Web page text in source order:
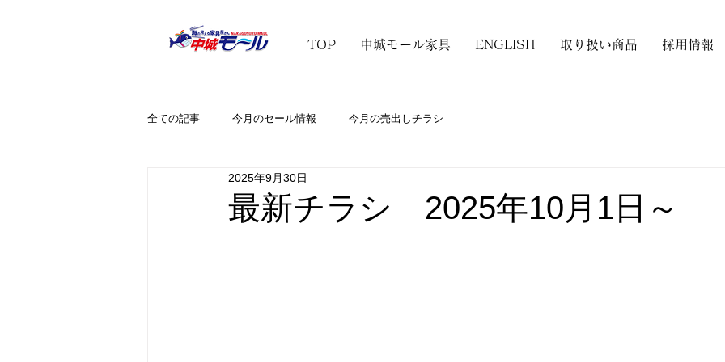
TOP 中城モール家具 ENGLISH 取り扱い商品 採用情報
全ての記事 今月のセール情報 今月の売出しチラシ
最新チラシ 2025年10月1日～
2025年9月30日